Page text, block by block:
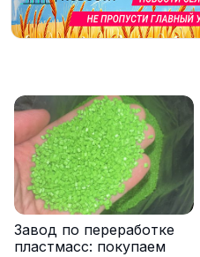
Завод по переработке
пластмасс: покупаем